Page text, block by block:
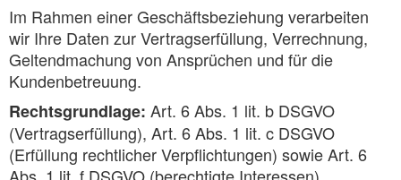
Im Rahmen einer Geschäftsbeziehung verarbeiten
wir Ihre Daten zur Vertragserfüllung, Verrechnung,
Geltendmachung von Ansprüchen und für die
Kundenbetreuung.
Rechtsgrundlage: Art. 6 Abs. 1 lit. b DSGVO
(Vertragserfüllung), Art. 6 Abs. 1 lit. c DSGVO
(Erfüllung rechtlicher Verpflichtungen) sowie Art. 6